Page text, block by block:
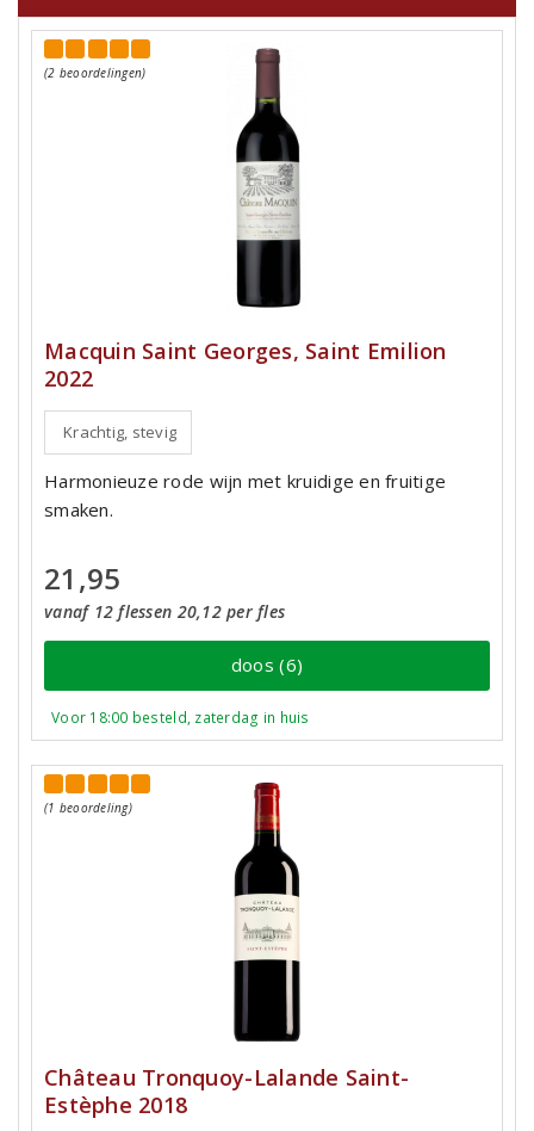
(2 beoordelingen)
Macquin Saint Georges, Saint Emilion
2022
Krachtig, stevig
Harmonieuze rode wijn met kruidige en fruitige
smaken.
21,95
vanaf 12 flessen 20,12 per fles
doos (6)
Voor 18:00 besteld, zaterdag in huis
(1 beoordeling)
Château Tronquoy-Lalande Saint-
Estèphe 2018